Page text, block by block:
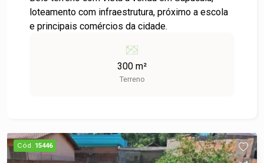
loteamento com infraestrutura, próximo a escola
e principais comércios da cidade.
300 m²
Terreno
Cód. 15446